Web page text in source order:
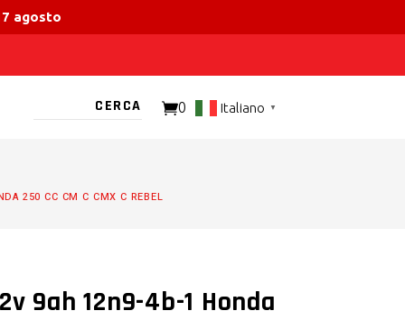
agosto
0 Italiano ▼
250 CC CM C CMX C REBEL
9ah 12n9-4b-1 Honda